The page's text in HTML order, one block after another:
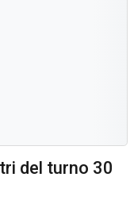
del turno 30